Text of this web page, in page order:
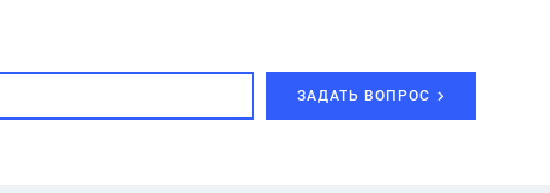
ЗАДАТЬ ВОПРОС